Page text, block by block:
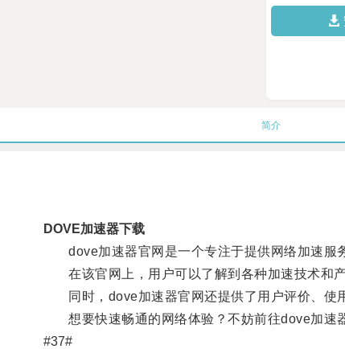
简介
DOVE加速器下载
dove加速器官网是一个专注于提供网络加速服务
在该官网上，用户可以了解到各种加速技术和产
同时，dove加速器官网还提供了用户评价、使
想要快速畅通的网络体验？不妨前往dove加速器
#37#